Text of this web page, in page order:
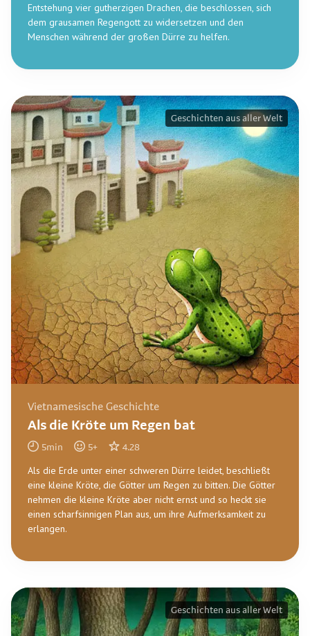
Entstehung vier gutherzigen Drachen, die beschlossen, sich
dem grausamen Regengott zu widersetzen und den
Menschen während der großen Dürre zu helfen.
Vietnamesische Geschichte
Als die Kröte um Regen bat
5min 5+ 4.28
Als die Erde unter einer schweren Dürre leidet, beschließt
eine kleine Kröte, die Götter um Regen zu bitten. Die Götter
nehmen die kleine Kröte aber nicht ernst und so heckt sie
einen scharfsinnigen Plan aus, um ihre Aufmerksamkeit zu
erlangen.
Geschichten aus aller Welt
Geschichten aus aller Welt